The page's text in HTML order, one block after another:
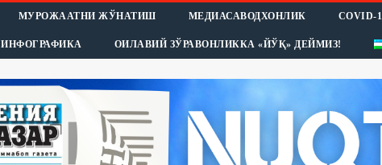
МУРОЖААТНИ ЖЎНАТИШ МЕДИАСАВОДХОНЛИК COVID-
ИНФОГРАФИКА ОИЛАВИЙ ЗЎРАВОНЛИККА «ЙЎҚ» ДЕЙМИЗ!